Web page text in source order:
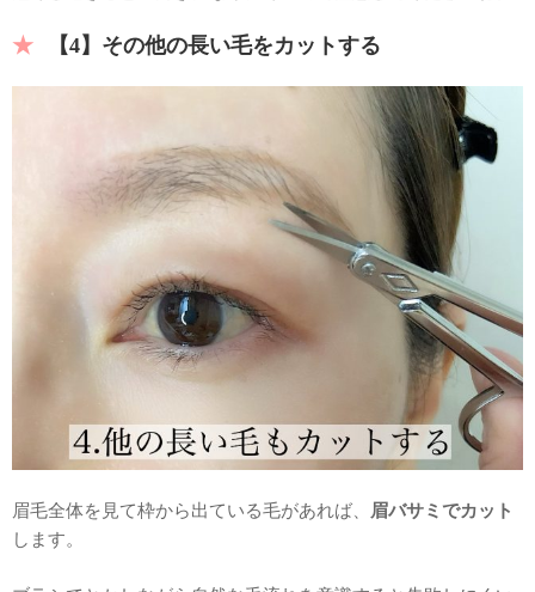
【4】その他の長い毛をカットする
眉毛全体を見て枠から出ている毛があれば、
眉バサミでカット
します。